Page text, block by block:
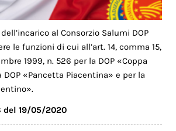
al Consorzio Salumi DOP
le funzioni di cui all’art. 14, comma 15,
1999, n. 526 per la DOP «Coppa
DOP «Pancetta Piacentina» e per la
del 19/05/2020